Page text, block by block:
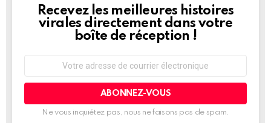
NEWSLETTER
Recevez les meilleures histoires
virales directement dans votre
boîte de réception !
courrier
Ne vous inquiétez pas, nous ne faisons pas de spam.